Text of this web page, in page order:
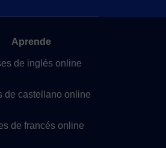
Aprende
de inglés online
de castellano online
de francés online